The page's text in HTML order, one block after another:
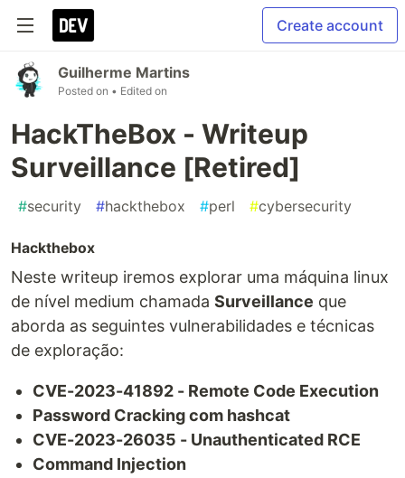
Create account
Guilherme Martins
Posted on • Edited on
HackTheBox - Writeup
Surveillance [Retired]
#security #hackthebox #perl #cybersecurity
Hackthebox
Neste writeup iremos explorar uma máquina linux
de nível medium chamada Surveillance que
aborda as seguintes vulnerabilidades e técnicas
de exploração:
CVE-2023-41892 - Remote Code Execution
Password Cracking com hashcat
CVE-2023-26035 - Unauthenticated RCE
Command Injection